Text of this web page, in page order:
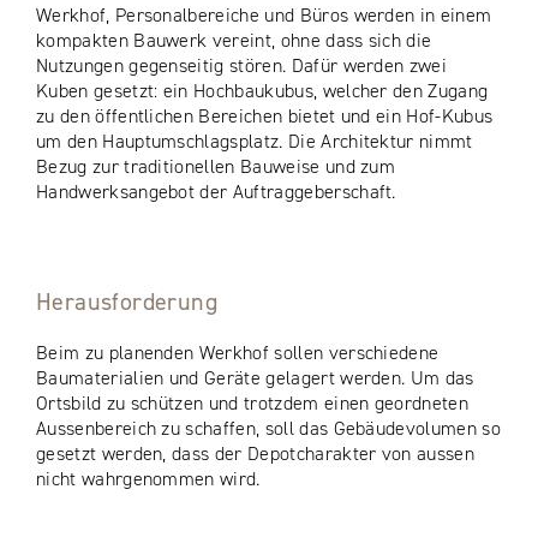
Werkhof, Personalbereiche und Büros werden in einem
kompakten Bauwerk vereint, ohne dass sich die
Nutzungen gegenseitig stören. Dafür werden zwei
Kuben gesetzt: ein Hochbaukubus, welcher den Zugang
zu den öffentlichen Bereichen bietet und ein Hof-Kubus
um den Hauptumschlagsplatz. Die Architektur nimmt
Bezug zur traditionellen Bauweise und zum
Handwerksangebot der Auftraggeberschaft.
Herausforderung
Beim zu planenden Werkhof sollen verschiedene
Baumaterialien und Geräte gelagert werden. Um das
Ortsbild zu schützen und trotzdem einen geordneten
Aussenbereich zu schaffen, soll das Gebäudevolumen so
gesetzt werden, dass der Depotcharakter von aussen
nicht wahrgenommen wird.